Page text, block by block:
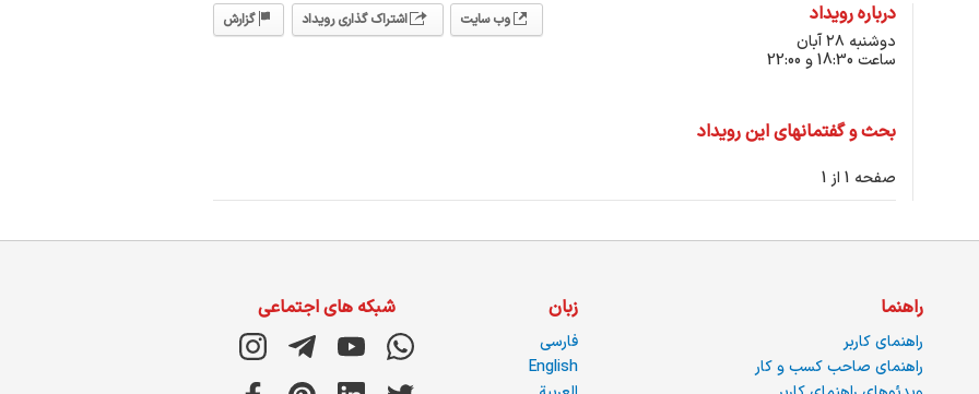
درباره رویداد
دوشنبه ۲۸ آبان
ساعت 18:30 و 22:00
وب سایت اشتراک گذاری رویداد گزارش
بحث و گفتمانهای این رویداد
صفحه 1 از 1
راهنما
راهنمای کاربر
راهنمای صاحب کسب و کار
زبان
فارسی
English
شبکه های اجتماعی